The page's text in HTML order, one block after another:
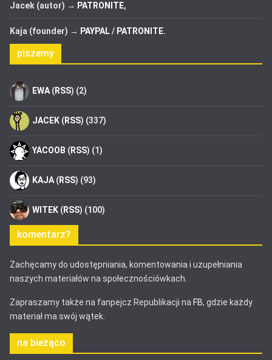
Jacek (autor) → PATRONITE,
Kaja (founder) → PAYPAL/ PATRONITE.
piszemy
EWA (RSS) (2)
JACEK (RSS) (337)
YACOOB (RSS) (1)
KAJA (RSS) (93)
WITEK (RSS) (100)
komentarz?
Zachęcamy do udostępniania, komentowania i uzupełniania
naszych materiałów na społecznościówkach.
Zapraszamy także na fanpejcz Republikacji na FB, gdzie każdy
materiał ma swój wątek.
na bieżąco